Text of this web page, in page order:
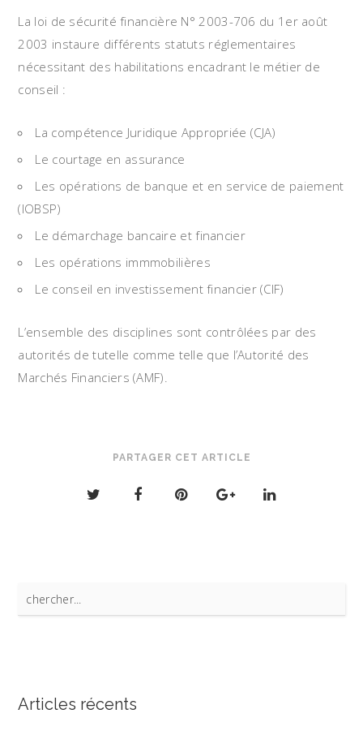
La loi de sécurité financière N° 2003-706 du 1er août
2003 instaure différents statuts réglementaires
nécessitant des habilitations encadrant le métier de
conseil :
La compétence Juridique Appropriée (CJA)
Le courtage en assurance
Les opérations de banque et en service de paiement
(IOBSP)
Le démarchage bancaire et financier
Les opérations immmobilières
Le conseil en investissement financier (CIF)
L’ensemble des disciplines sont contrôlées par des
autorités de tutelle comme telle que l’Autorité des
Marchés Financiers (AMF).
PARTAGER CET ARTICLE
e
h
Articles récents